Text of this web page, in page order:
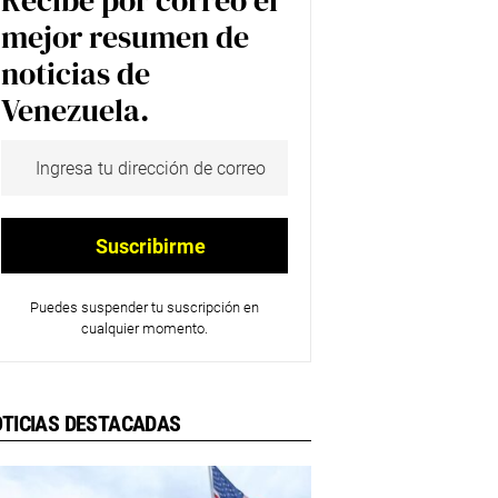
mejor resumen de
noticias de
Venezuela.
Puedes suspender tu suscripción en
cualquier momento.
DESTACADAS